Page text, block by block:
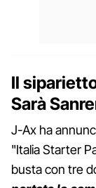
Il
Sarà
J-Ax ha
"Italia Starter
busta con tre